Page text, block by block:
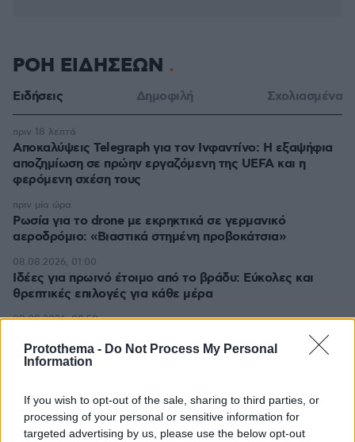
Protothema - Do Not Process My Personal
Information
If you wish to opt-out of the sale, sharing to third parties, or
processing of your personal or sensitive information for
targeted advertising by us, please use the below opt-out
ΡΟΗ ΕΙΔΗΣΕΩΝ
Ειδήσεις Δημοφιλή Σχολιασμένα
Αποκαλύψεις Telegraph για τον Ινφαντίνο: Η εξαψήφια
αποζημίωση σε πρώην εργαζόμενη της UEFA και η
φερόμενη σχέση τους
πριν 18 λεπτά
Ρωσία για το drone με εκρηκτικά σε γερμανικό
αεροδρόμιο: «Βιαστικά στημένη προβοκάτσια»
πριν μία ώρα
Ιδέες για πρωινό έτοιμο από το βράδυ: Εύκολες και
θρεπτικές επιλογές για κάθε μέρα
08.08.2026, 01:00
Οδησσό μία ημέρα πριν από αγώνα πρωταθλήματος,
δείτε βίντεο
08.08.2026, 00:50
Είδατε σαμιαμίδι στο σπίτι σας; Γιατί δεν πρέπει να το
σκοτώσετε